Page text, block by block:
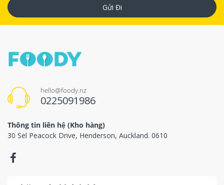
Gửi Đi
hello@foody.nz
0225091986
Thông tin liên hệ (Kho hàng)
30 Sel Peacock Drive, Henderson, Auckland. 0610